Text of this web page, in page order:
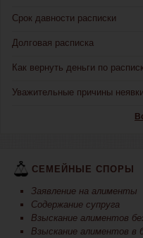
Срок давности расписки
Долговая расписка
Как вернуть деньги по
Уважительные причины
СЕМЕЙНЫЕ СПОРЫ
Заявление на алименты
Содержание супруга
Взыскание алиментов
Взыскание алиментов в